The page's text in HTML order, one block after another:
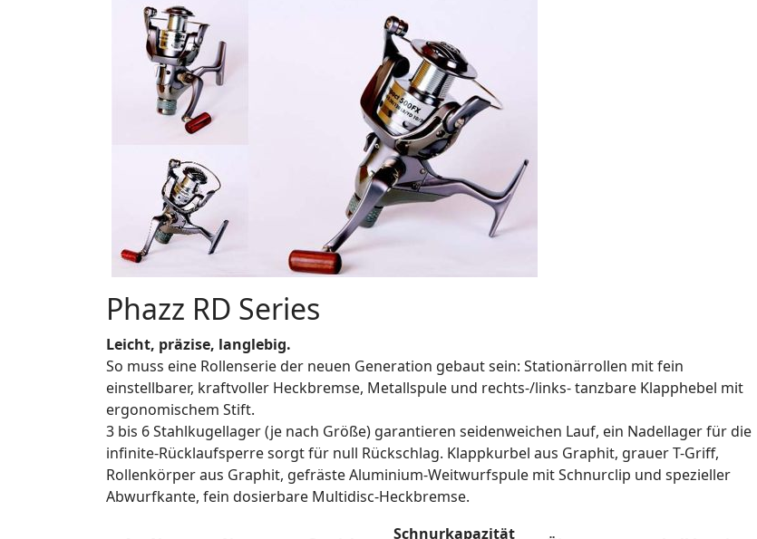
Phazz RD Series
Leicht, präzise, langlebig.
So muss eine Rollenserie der neuen Generation gebaut sein: Stationärrollen mit fein
einstellbarer, kraftvoller Heckbremse, Metallspule und rechts-/links- tanzbare Klapphebel mit
ergonomischem Stift.
3 bis 6 Stahlkugellager (je nach Größe) garantieren seidenweichen Lauf, ein Nadellager für die
infinite-Rücklaufsperre sorgt für null Rückschlag. Klappkurbel aus Graphit, grauer T-Griff,
Rollenkörper aus Graphit, gefräste Aluminium-Weitwurfspule mit Schnurclip und spezieller
Abwurfkante, fein dosierbare Multidisc-Heckbremse.
Schnurkapazität